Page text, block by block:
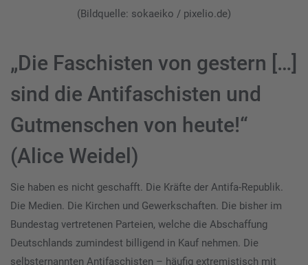
(Bildquelle: sokaeiko / pixelio.de)
„Die Faschisten von gestern […]
sind die Antifaschisten und
Gutmenschen von heute!“
(Alice Weidel)
Sie haben es nicht geschafft. Die Kräfte der Antifa-Republik.
Die Medien. Die Kirchen und Gewerkschaften. Die bisher im
Bundestag vertretenen Parteien, welche die Abschaffung
Deutschlands zumindest billigend in Kauf nehmen. Die
selbsternannten Antifaschisten – häufig extremistisch mit